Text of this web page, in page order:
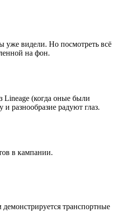
уже видели. Но посмотреть всё
на фон.
(когда оные были
разнообразие радуют глаз.
в кампании.
транспортные